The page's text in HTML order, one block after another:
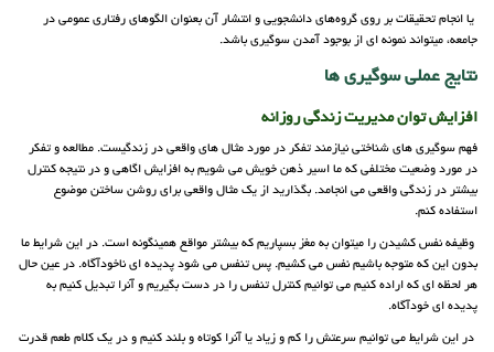
یا انجام تحقیقات بر روی گروه‌های دانشجویی و انتشار آن بعنوان الگوهای رفتاری عمومی در
جامعه، میتواند نمونه ای از بوجود آمدن سوگیری باشد.
نتایج عملی سوگیری ها
افزایش توان مدیریت زندگی روزانه
فهم سوگیری های شناختی نیازمند تفکر در مورد مثال های واقعی در زندگیست. مطالعه و تفکر
در مورد وضعیت مختلفی که ما اسیر ذهن خویش می شویم به افزایش اگاهی و در نتیجه کنترل
بیشتر در زندگی واقعی می انجامد. بگذارید از یک مثال واقعی برای روشن ساختن موضوع
استفاده کنم.
وظیفه نفس کشیدن را میتوان به مغز بسپاریم که بیشتر مواقع همینگونه است. در این شرایط ما
بدون این که متوجه باشیم نفس می کشیم. پس تنفس می شود پدیده ای ناخودآگاه. در عین حال
هر لحظه ای که اراده کنیم می توانیم کنترل تنفس را در دست بگیریم و آنرا تبدیل کنیم به
پدیده ای خودآگاه.
در این شرایط می توانیم سرعتش را کم و زیاد یا آنرا کوتاه و بلند کنیم و در یک کلام طعم قدرت